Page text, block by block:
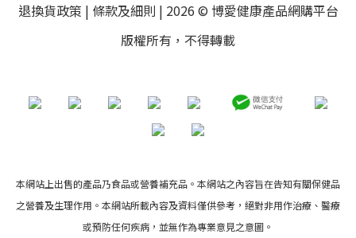
退換貨政策 | 條款及細則 | 2026 © 博愛健康產品網購平台
版權所有，不得轉載
本網站上出售的產品乃食品或營養補充品。本網站之內容旨在告知有關保健品
之營養及生理作用。本網站所載內容及資料僅供參考，絕對非用作治療、醫療
或預防任何疾病，並無作為專業意見之意圖。